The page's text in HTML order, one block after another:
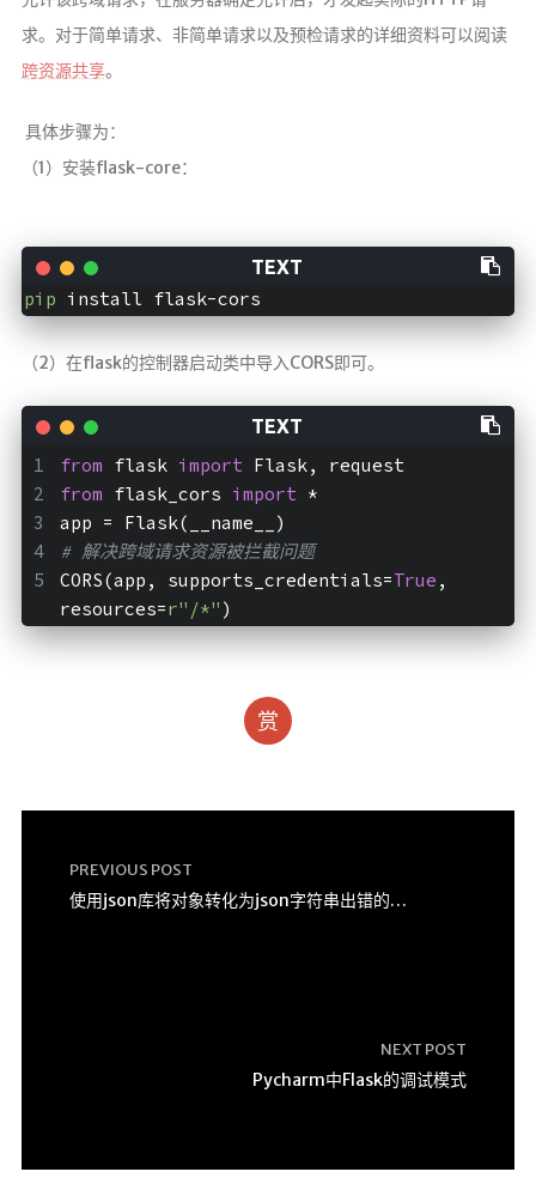
求。对于简单请求、非简单请求以及预检请求的详细资料可以阅读
跨资源共享。
​ 具体步骤为：
（1）安装flask-core：
pip install flask-cors
（2）在flask的控制器启动类中导入CORS即可。
from flask import Flask, request
from flask_cors import *
app = Flask(__name__)
# 解决跨域请求资源被拦截问题
CORS(app, supports_credentials=True ,
resources=r"/*" )
赏
PREVIOUS POST
使用json库将对象转化为json字符串出错的原因以及解决办法
NEXT POST
Pycharm中Flask的调试模式